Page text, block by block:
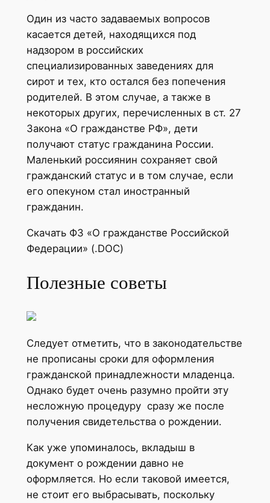
Один из часто задаваемых вопросов
касается детей, находящихся под
надзором в российских
специализированных заведениях для
сирот и тех, кто остался без попечения
родителей. В этом случае, а также в
некоторых других, перечисленных в ст. 27
Закона «О гражданстве РФ», дети
получают статус гражданина России.
Маленький россиянин сохраняет свой
гражданский статус и в том случае, если
его опекуном стал иностранный
гражданин.
Скачать ФЗ «О гражданстве Российской
Федерации» (.DOC)
Полезные советы
Следует отметить, что в законодательстве
не прописаны сроки для оформления
гражданской принадлежности младенца.
Однако будет очень разумно пройти эту
несложную процедуру сразу же после
получения свидетельства о рождении.
Как уже упоминалось, вкладыш в
документ о рождении давно не
оформляется. Но если таковой имеется,
не стоит его выбрасывать, поскольку